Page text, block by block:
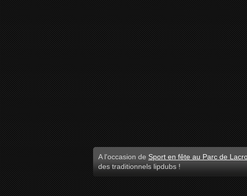
A l'occasion de Sport en fête au Parc de
des traditionnels lipdubs !